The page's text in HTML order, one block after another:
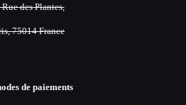
des Plantes,
75014 France
de paiements